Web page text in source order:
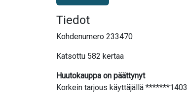
Tiedot
Kohdenumero 233470
Katsottu 582 kertaa
Huutokauppa on päättynyt
Korkein tarjous käyttäjällä *******1403